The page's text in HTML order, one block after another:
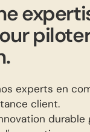
experts en
client.
durable